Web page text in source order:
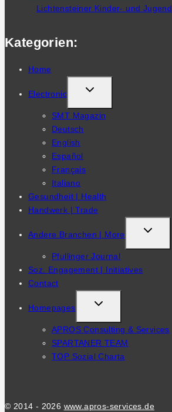
Lichtensteiner Kinder- und
Kategorien:
Home
Electronic
TOGGLE
CHILD
MENU
SMT Magazin
Deutsch
English
Español
Français
Italiano
Gesundheit | Health
Handwerk | Trade
Andere Branchen | More
TOGGLE
CHILD
Pfullinger Journal
Soz. Engagement | Initiatives
Contact
Homepages
TOGGLE
CHILD
APROS Consulting & Services
SPARTANER TEAM
TOP Sozial Charta
© 2014 - 2026 www.apros-services.de